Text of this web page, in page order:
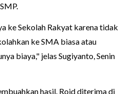
ke Sekolah Rakyat karena tidak
ke SMA biasa atau
biaya," jelas Sugiyanto, Senin
hasil. Roid diterima di